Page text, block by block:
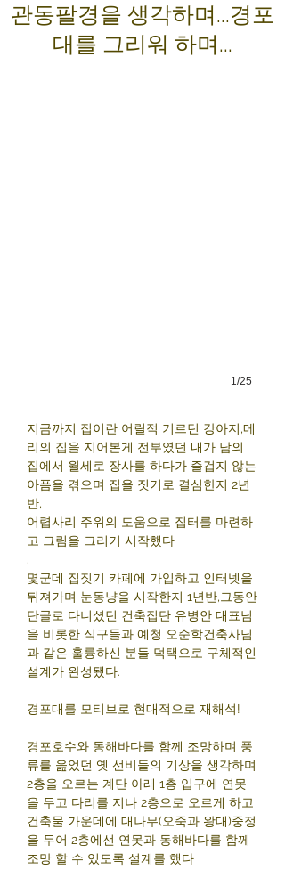
관동팔경을 생각하며...경포
대를 그리워 하며...
20170823_101858
1/25
지금까지 집이란 어릴적 기르던 강아지,메
리의 집을 지어본게 전부였던 내가 남의
집에서 월세로 장사를 하다가 즐겁지 않는
아픔을 겪으며 집을 짓기로 결심한지 2년
반,
어렵사리 주위의 도움으로 집터를 마련하
고 그림을 그리기 시작했다
.
몇군데 집짓기 카페에 가입하고 인터넷을
뒤져가며 눈동냥을 시작한지 1년반,그동안
단골로 다니셨던 건축집단 유병안 대표님
을 비롯한 식구들과 예청 오순학건축사님
과 같은 훌륭하신 분들 덕택으로 구체적인
설계가 완성됐다.
경포대를 모티브로 현대적으로 재해석!
경포호수와 동해바다를 함께 조망하며 풍
류를 읊었던 옛 선비들의 기상을 생각하며
2층을 오르는 계단 아래 1층 입구에 연못
을 두고 다리를 지나 2층으로 오르게 하고
건축물 가운데에 대나무(오죽과 왕대)중정
을 두어 2층에선 연못과 동해바다를 함께
조망 할 수 있도록 설계를 했다